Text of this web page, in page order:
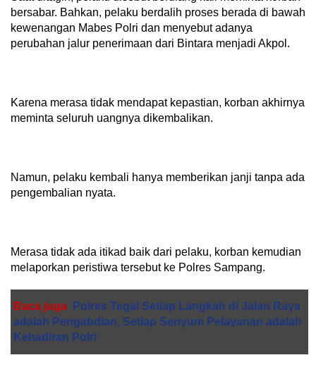
bersabar. Bahkan, pelaku berdalih proses berada di bawah
kewenangan Mabes Polri dan menyebut adanya
perubahan jalur penerimaan dari Bintara menjadi Akpol.
Karena merasa tidak mendapat kepastian, korban akhirnya
meminta seluruh uangnya dikembalikan.
Namun, pelaku kembali hanya memberikan janji tanpa ada
pengembalian nyata.
Merasa tidak ada itikad baik dari pelaku, korban kemudian
melaporkan peristiwa tersebut ke Polres Sampang.
Baca juga
Polres Tegal Setiap Langkah di Jalan Raya
adalah Pengabdian, Setiap Senyum Pelayanan adalah
Kehadiran Polri